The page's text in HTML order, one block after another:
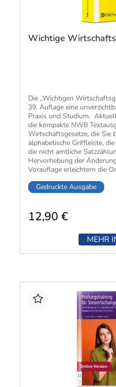
Wichtige
Die „Wichtigen
39. Auflage eine
Praxis und Studium.
die kompakte NWB
Wirtschaftsgesetze, die Sie
alphabetische Griffleiste,
die nicht amtliche
Hervorhebung der
Vorauflage erleichtern die
meisten
Gedruckte Ausgabe
12,90 €
MEHR